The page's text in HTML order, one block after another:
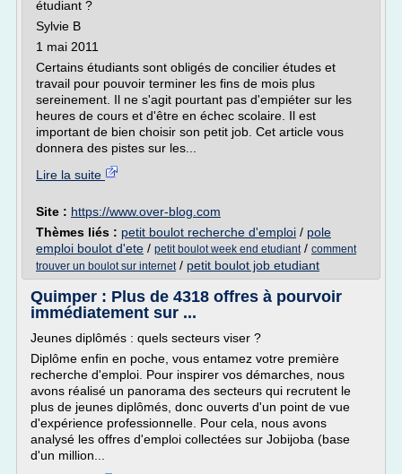
étudiant ?
Sylvie B
1 mai 2011
Certains étudiants sont obligés de concilier études et
travail pour pouvoir terminer les fins de mois plus
sereinement. Il ne s'agit pourtant pas d'empiéter sur les
heures de cours et d'être en échec scolaire. Il est
important de bien choisir son petit job. Cet article vous
donnera des pistes sur les...
Lire la suite
Site : https://www.over-blog.com
Thèmes liés : petit boulot recherche d'emploi / pole
emploi boulot d'ete / petit boulot week end etudiant/ comment
trouver un boulot sur internet/ petit boulot job etudiant
Quimper : Plus de 4318 offres à pourvoir
immédiatement sur ...
Jeunes diplômés : quels secteurs viser ?
Diplôme enfin en poche, vous entamez votre première
recherche d'emploi. Pour inspirer vos démarches, nous
avons réalisé un panorama des secteurs qui recrutent le
plus de jeunes diplômés, donc ouverts d'un point de vue
d'expérience professionnelle. Pour cela, nous avons
analysé les offres d'emploi collectées sur Jobijoba (base
d'un million...